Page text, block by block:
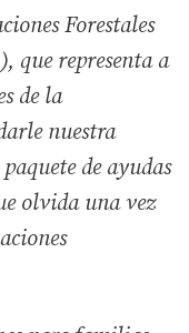
Forestales
que representa a
de la
nuestra
de ayudas
olvida una vez